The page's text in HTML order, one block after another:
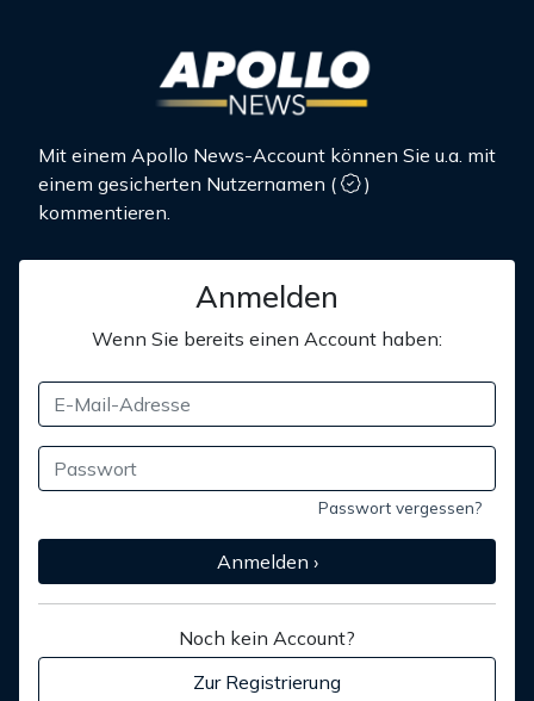
Mit einem Apollo News-Account können Sie u.a. mit
einem gesicherten Nutzernamen (
)
kommentieren.
Anmelden
Wenn Sie bereits einen Account haben:
Passwort vergessen?
Anmelden ›
Noch kein Account?
Zur Registrierung